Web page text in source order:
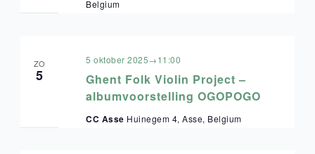
Belgium
ZO
5
Ghent Folk Violin Project –
albumvoorstelling OGOPOGO
5 oktober 2025→11:00
CC Asse Huinegem 4, Asse, Belgium